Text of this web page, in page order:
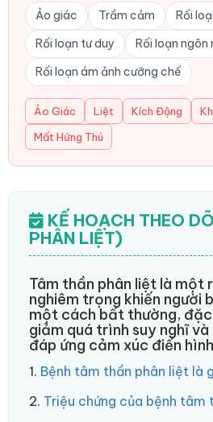
Ảo giác Trầm cảm Rối
Rối loạn tư duy
Rối loạn ngôn
Rối loạn ám ảnh cưỡng chế
Ảo Giác Liệt Kích Động
Mất Hứng Thú
KẾ HOẠCH THEO
PHÂN LIỆT)
Tâm thần phân liệt là một
nghiêm trọng khiến người
một cách bất thường,
giảm quá trình suy nghĩ
đáp ứng cảm xúc điển
1. Bệnh tâm thần phân liệt là
2. Triệu chứng của bệnh tâm